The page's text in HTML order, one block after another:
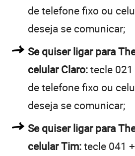
de telefone fixo ou
deseja se comunicar;
Se quiser ligar para
celular Claro:tecle
de telefone fixo ou
deseja se comunicar;
Se quiser ligar para
celular Tim:tecle 041